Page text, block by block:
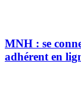
MNH : se
adhérent en